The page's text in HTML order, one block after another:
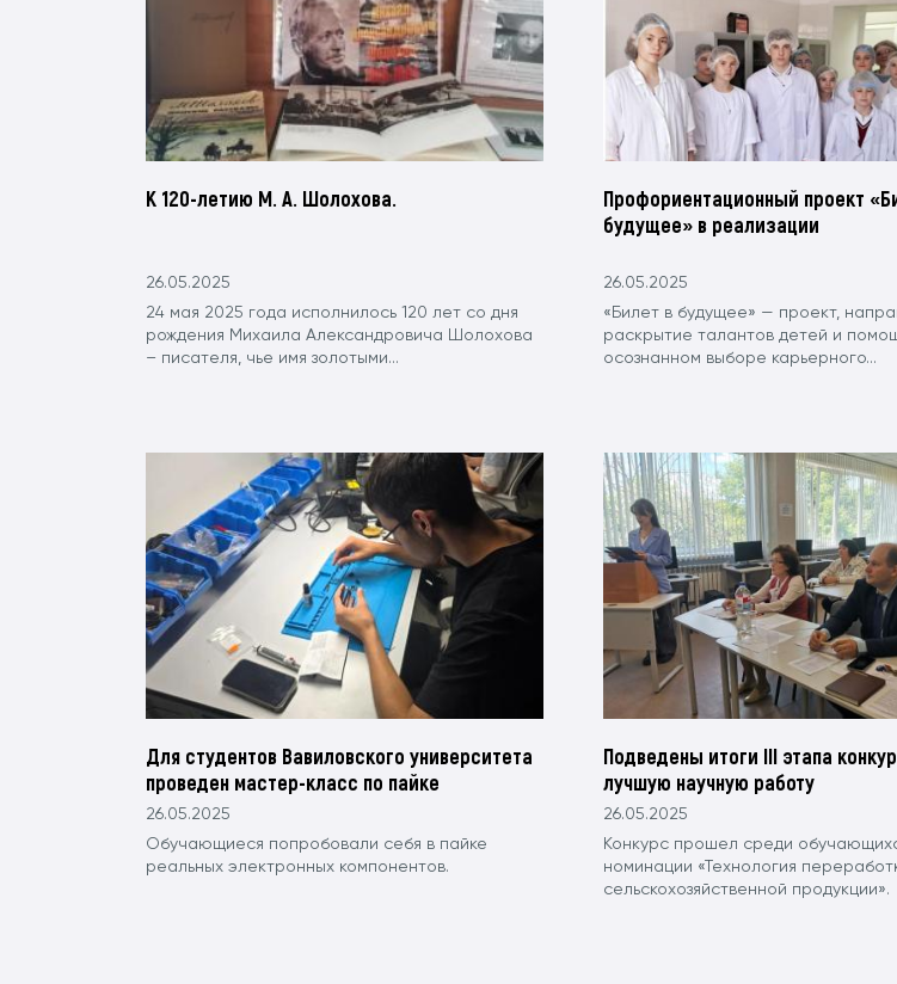
К 120-летию М. А. Шолохова.
26.05.2025
24 мая 2025 года исполнилось 120 лет со дня
рождения Михаила Александровича Шолохова
– писателя, чье имя золотыми...
Профориентационный проект
будущее» в реализации
26.05.2025
«Билет в будущее» — проект,
раскрытие талантов детей и
осознанном выборе карьерного...
Для студентов Вавиловского университета
проведен мастер-класс по пайке
26.05.2025
Обучающиеся попробовали себя в пайке
реальных электронных компонентов.
Подведены итоги III этапа
лучшую научную работу
26.05.2025
Конкурс прошел среди
номинации «Технология
сельскохозяйственной продукции».